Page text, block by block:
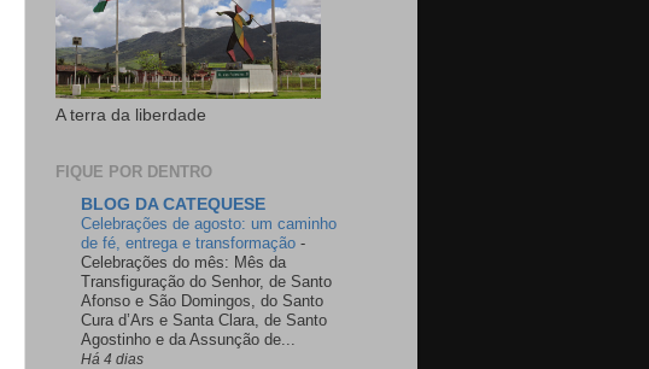
A terra da liberdade
FIQUE POR DENTRO
BLOG DA CATEQUESE
Celebrações de agosto: um caminho
de fé, entrega e transformação -
Celebrações do mês: Mês da
Transfiguração do Senhor, de Santo
Afonso e São Domingos, do Santo
Cura d’Ars e Santa Clara, de Santo
Agostinho e da Assunção de...
Há 4 dias